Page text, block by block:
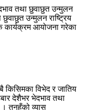
तथा छुवाछुत उन्मुलन
छुवाछुत उन्मुलन राष्ट्रिय
आयोजना गरेका
विभेद र जातिय
देशैभर भेदभाव तथा
। तनहुँको व्यास